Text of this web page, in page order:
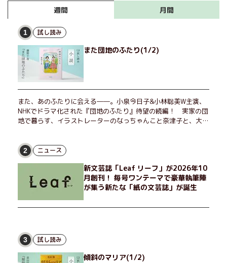
双帆』大村友貴美
週間 月間
1 試し読み
また団地のふたり(1/2)
また、あのふたりに会える――。小泉今日子&小林聡美W主演、
NHKでドラマ化された『団地のふたり』待望の続編！ 実家の団
地で暮らす、イラストレーターのなっちゃんこと奈津子と、大学
げたり、部屋でふたりだけの「台湾映画祭」を催したり。50代
独身、幼なじみの変わらぬ友情とささやかな幸せの日々を描く。
2 ニュース
新文芸誌「Leaf リーフ」が2026年10
月創刊！ 毎号ワンテーマで豪華執筆陣
が集う新たな「紙の文芸誌」が誕生
3 試し読み
傾斜のマリア(1/2)